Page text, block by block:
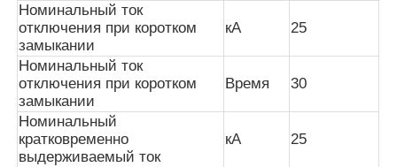
контактные данные
Новости
Все случаи
Номинальный ток
отключения при коротком
замыкании
кА 25
Номинальный ток
отключения при коротком
замыкании
Время 30
Номинальный
кратковременно
выдерживаемый ток
кА 25